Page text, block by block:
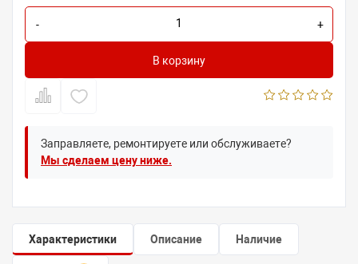
- +
В корзину
Заправляете, ремонтируете или обслуживаете?
Мы сделаем цену ниже.
Характеристики Описание Наличие